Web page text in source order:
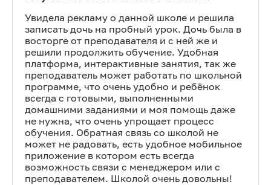
Увидела рекламу о данной школе и решила
записать дочь на пробный урок. Дочь была в
восторге от преподавателя и с ней же и
решили продолжить обучение. Удобная
платформа, интерактивные занятия, так же
преподаватель может работать по школьной
программе, что очень удобно и ребёнок
всегда с готовыми, выполненными
домашними заданиями и моя помощь даже
не нужна, что очень упрощает процесс
обучения. Обратная связь со школой не
может не радовать, есть удобное мобильное
приложение в котором есть всегда
возможность связи с менеджером или с
преподавателем. Школой очень довольны!